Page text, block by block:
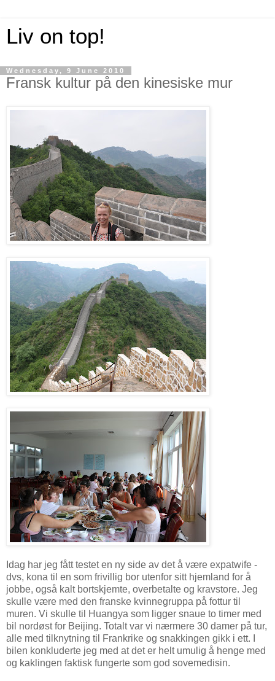
Liv on top!
Wednesday, 9 June 2010
Fransk kultur på den kinesiske mur
Idag har jeg fått testet en ny side av det å være expatwife -
dvs, kona til en som frivillig bor utenfor sitt hjemland for å
jobbe, også kalt bortskjemte, overbetalte og kravstore. Jeg
skulle være med den franske kvinnegruppa på fottur til
muren. Vi skulle til Huangya som ligger snaue to timer med
bil nordøst for Beijing. Totalt var vi nærmere 30 damer på tur,
alle med tilknytning til Frankrike og snakkingen gikk i ett. I
bilen konkluderte jeg med at det er helt umulig å henge med
og kaklingen faktisk fungerte som god sovemedisin.